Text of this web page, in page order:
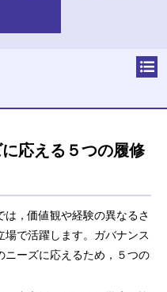
応える５つの履修
，価値観や経験の異なるさ
場で活躍します。ガバナンス
ニーズに応えるため，５つの